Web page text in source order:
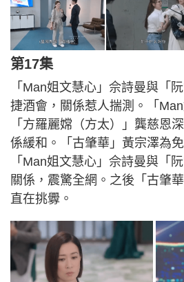
第17集
「Man姐文慧心」佘詩曼與「
捷酒會，關係惹人揣測。「
「方羅麗嫦（方太）」龔慈恩
係緩和。「古肇華」黃宗澤為
「Man姐文慧心」佘詩曼與「
關係，震驚全網。之後「古肇
直在挑釁。